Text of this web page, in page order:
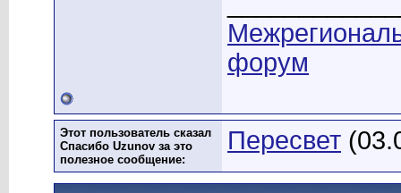
форум
Этот пользователь сказал
Спасибо Uzunov за это
полезное сообщение:
Пересвет